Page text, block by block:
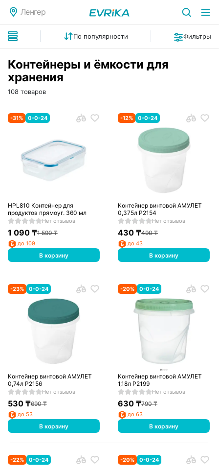
Ленгер
По популярности Фильтры
Контейнеры и ёмкости для
хранения
108 товаров
-31% 0-0-24
HPL810 Контейнер для
продуктов прямоуг. 360 мл
Нет отзывов
1 090₸1 590₸
до 109
В корзину
-12% 0-0-24
Контейнер винтовой АМУЛЕТ
0,375л Р2154
Нет отзывов
430 ₸490₸
до 43
В корзину
-23% 0-0-24
Контейнер винтовой АМУЛЕТ
0,74л Р2156
Нет отзывов
530₸690₸
до 53
В корзину
-20% 0-0-24
Контейнер винтовой АМУЛЕТ
1,18л Р2199
Нет отзывов
630 ₸790₸
до 63
В корзину
-22% 0-0-24 -20% 0-0-24